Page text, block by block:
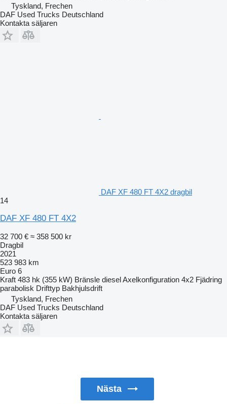
Tyskland, Frechen
DAF Used Trucks Deutschland
Kontakta säljaren
DAF XF 480 FT 4X2 dragbil
14
DAF XF 480 FT 4X2
32 700 € ≈ 358 500 kr
Dragbil
2021
523 983 km
Euro 6
Kraft 483 hk (355 kW) Bränsle dieselAxelkonfiguration 4x2 Fjädring
parabolisk Drifttyp Bakhjulsdrift
Tyskland, Frechen
DAF Used Trucks Deutschland
Kontakta säljaren
Nästa